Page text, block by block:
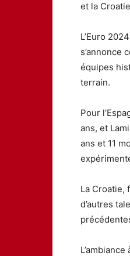
et la
L’Euro
s’annonce
équipes
terrain.
Pour
ans, et
ans et 11
La Croatie,
d’autres